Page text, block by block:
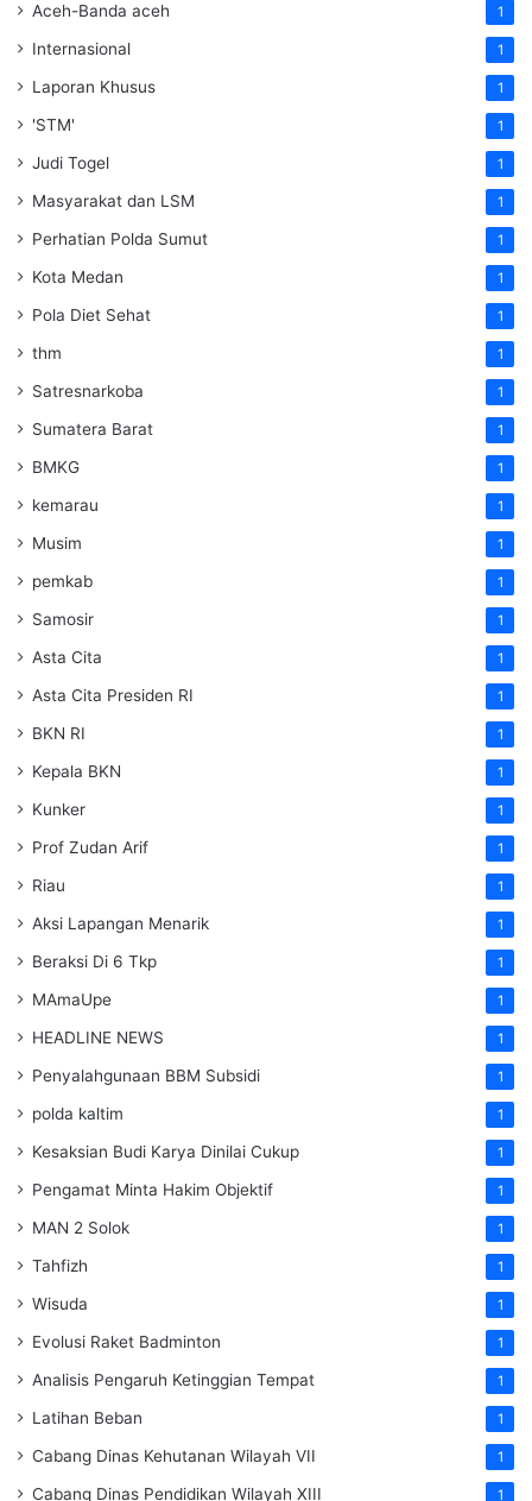
Aceh-Banda aceh 1
Internasional 1
Laporan Khusus 1
'STM' 1
Judi Togel 1
Masyarakat dan LSM 1
Perhatian Polda Sumut 1
Kota Medan 1
Pola Diet Sehat 1
thm 1
Satresnarkoba 1
Sumatera Barat 1
BMKG 1
kemarau 1
Musim 1
pemkab 1
Samosir 1
Asta Cita 1
Asta Cita Presiden RI 1
BKN RI 1
Kepala BKN 1
Kunker 1
Prof Zudan Arif 1
Riau 1
Aksi Lapangan Menarik 1
Beraksi Di 6 Tkp 1
MAmaUpe 1
HEADLINE NEWS 1
Penyalahgunaan BBM Subsidi 1
polda kaltim 1
Kesaksian Budi Karya Dinilai Cukup 1
Pengamat Minta Hakim Objektif 1
MAN 2 Solok 1
Tahfizh 1
Wisuda 1
Evolusi Raket Badminton 1
Analisis Pengaruh Ketinggian Tempat 1
Latihan Beban 1
Cabang Dinas Kehutanan Wilayah VII 1
Cabang Dinas Pendidikan Wilayah XIII 1